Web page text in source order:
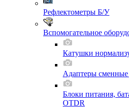
Рефлектометры Б/У
Вспомогательное
Катушки
Адаптеры
Блоки питания,
OTDR